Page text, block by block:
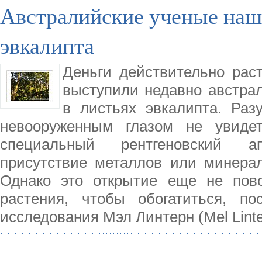
Австралийские ученые
эвкалипта
Деньги действительно
выступили недавно
в листьях эвкалипта.
невооруженным глазом не
специальный рентгеновский
присутствие металлов или
Однако это открытие еще не
растения, чтобы обогатиться,
исследования Мэл Линтерн (Mel